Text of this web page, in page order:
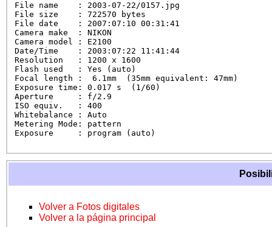
File name    : 2003-07-22/0157.jpg
File size    : 722570 bytes
File date    : 2007:07:10 00:31:41
Camera make  : NIKON
Camera model : E2100
Date/Time    : 2003:07:22 11:41:44
Resolution   : 1200 x 1600
Flash used   : Yes (auto)
Focal length :  6.1mm  (35mm equivalent: 47mm)
Exposure time: 0.017 s  (1/60)
Aperture     : f/2.9
ISO equiv.   : 400
Whitebalance : Auto
Metering Mode: pattern
Exposure     : program (auto)
Volver a Fotos digitales
Volver a la página principal